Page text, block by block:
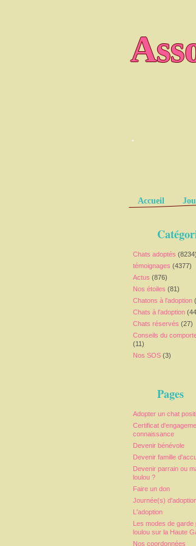
.
Pages
Accueil
Chats adoptés (8234)
témoignages (4377)
Actus (876)
Nos étoiles (81)
Chatons à l'adoption
Chats à l'adoption
Chats réservés (27)
Conseils du
(11)
Nos SOS (3)
Pages
Adopter un chat
Certificat
connaissance
Devenir bénévole
Devenir famille
Devenir parrain ou
loulou ?
Faire un don
Journée(s)
L'adoption
Les modes de garde
loulou sur la Haute
Nos coordonnées